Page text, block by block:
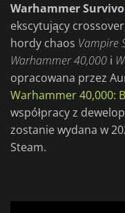
Warhammer
ekscytujący
hordy chaos Vampire
Warhammer 40,000 i
opracowana przez
Warhammer 40,000:
współpracy z
zostanie wydana w
Steam.